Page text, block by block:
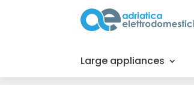
Large appliances